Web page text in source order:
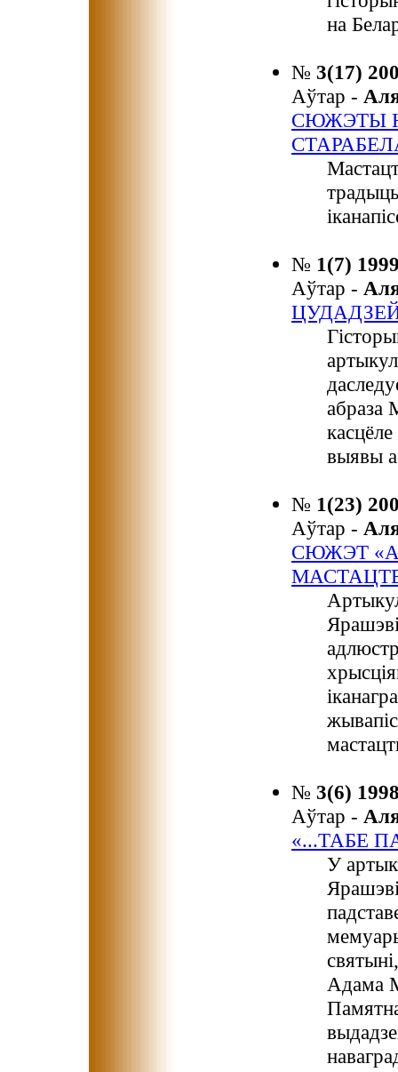
на
№ 3(17)
Аўтар -
СЮЖЭТЫ
№ 1(7)
Аўтар -
абраза
выявы
№ 1(23)
Аўтар -
СЮЖЭТ
№ 3(6)
Аўтар -
«...ТАБЕ
У
Адама